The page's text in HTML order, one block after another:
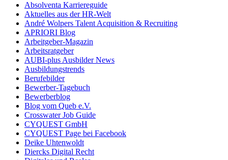
Absolventa Karriereguide
Aktuelles aus der HR-Welt
André Wolpers Talent Acquisition & Recruiting
APRIORI Blog
Arbeitgeber-Magazin
Arbeitsratgeber
AUBI-plus Ausbilder News
Ausbildungstrends
Berufebilder
Bewerber-Tagebuch
Bewerberblog
Blog vom Queb e.V.
Crosswater Job Guide
CYQUEST GmbH
CYQUEST Page bei Facebook
Deike Uhtenwoldt
Diercks Digital Recht